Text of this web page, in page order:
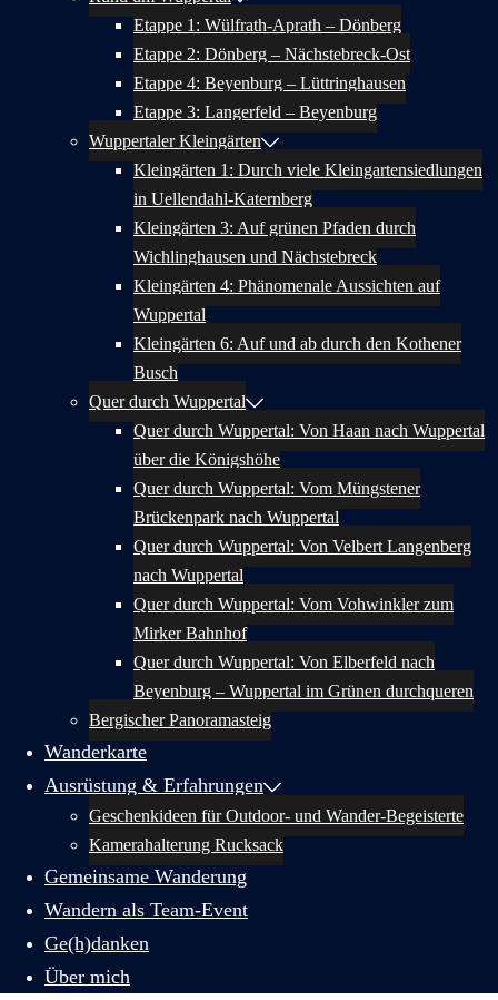
Etappe 1: Wülfrath-Aprath – Dönberg
Etappe 2: Dönberg – Nächstebreck-Ost
Etappe 4: Beyenburg – Lüttringhausen
Etappe 3: Langerfeld – Beyenburg
Wuppertaler Kleingärten
Kleingärten 1: Durch viele Kleingartensiedlungen
in Uellendahl-Katernberg
Kleingärten 3: Auf grünen Pfaden durch
Wichlinghausen und Nächstebreck
Kleingärten 4: Phänomenale Aussichten auf
Wuppertal
Kleingärten 6: Auf und ab durch den Kothener
Busch
Quer durch Wuppertal
Quer durch Wuppertal: Von Haan nach Wuppertal
über die Königshöhe
Quer durch Wuppertal: Vom Müngstener
Brückenpark nach Wuppertal
Quer durch Wuppertal: Von Velbert Langenberg
nach Wuppertal
Quer durch Wuppertal: Vom Vohwinkler zum
Mirker Bahnhof
Quer durch Wuppertal: Von Elberfeld nach
Beyenburg – Wuppertal im Grünen durchqueren
Bergischer Panoramasteig
Wanderkarte
Ausrüstung & Erfahrungen
Geschenkideen für Outdoor- und Wander-Begeisterte
Kamerahalterung Rucksack
Gemeinsame Wanderung
Wandern als Team-Event
Ge(h)danken
Über mich